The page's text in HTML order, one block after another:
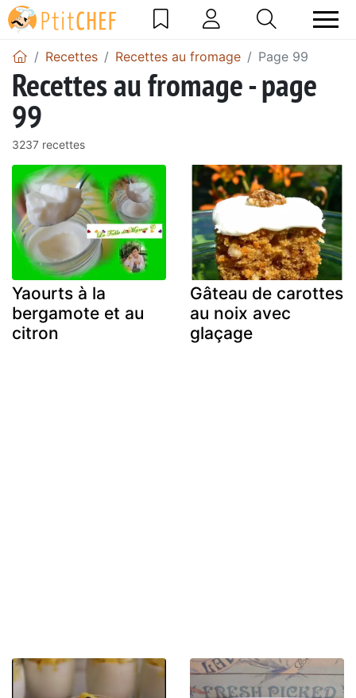
Recettes Recettes au fromage Page 99
Recettes au fromage - page
99
3237 recettes
Yaourts à la
bergamote et au
citron
Gâteau de carottes
au noix avec
glaçage